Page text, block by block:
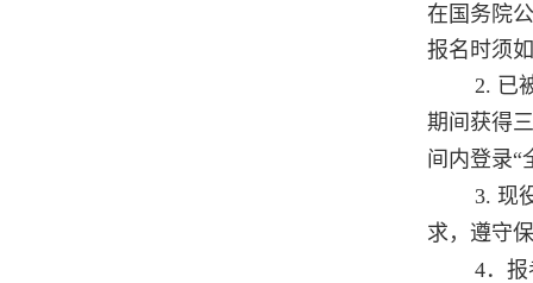
在国务院
报名时须
2. 已
期间获得
间内登录“
3. 现
求，遵守
4．